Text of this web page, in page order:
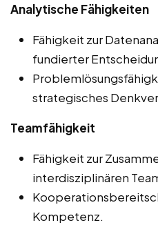
Analytische Fähigkeiten
Fähigkeit zur
fundierter
strategisches
Teamfähigkeit
Fähigkeit zur
interdisziplinären
Kompetenz.